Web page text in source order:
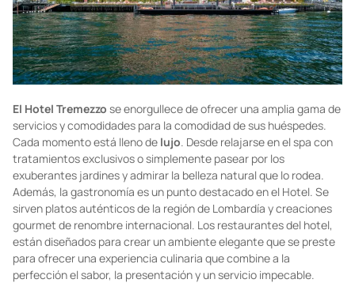
El Hotel Tremezzo se enorgullece de ofrecer una amplia gama de
servicios y comodidades para la comodidad de sus huéspedes.
Cada momento está lleno de lujo. Desde relajarse en el spa con
tratamientos exclusivos o simplemente pasear por los
exuberantes jardines y admirar la belleza natural que lo rodea.
Además, la gastronomía es un punto destacado en el Hotel. Se
sirven platos auténticos de la región de Lombardía y creaciones
gourmet de renombre internacional. Los restaurantes del hotel,
están diseñados para crear un ambiente elegante que se preste
para ofrecer una experiencia culinaria que combine a la
perfección el sabor, la presentación y un servicio impecable.